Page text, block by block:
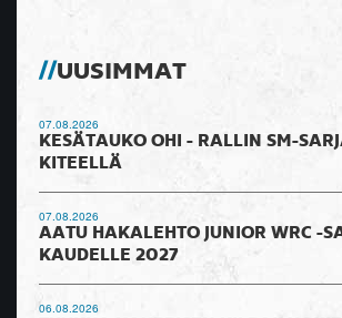
UUSIMMAT
07.08.2026
KESÄTAUKO OHI - RALLIN SM-
KITEELLÄ
07.08.2026
AATU HAKALEHTO JUNIOR WRC -
KAUDELLE 2027
06.08.2026